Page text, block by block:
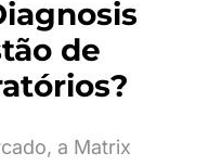
de
a Matrix